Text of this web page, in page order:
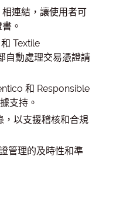
連結，讓使用者可
。
Textile
自動處理交易憑證請
和 Responsible
支持。
，以支援稽核和合規
管理的及時性和準